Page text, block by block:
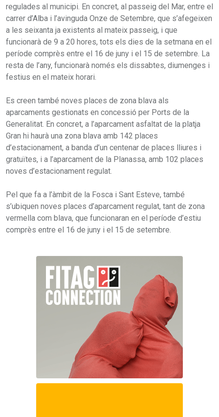
regulades al municipi. En concret, al passeig del Mar, entre el
carrer d’Alba i l’avinguda Onze de Setembre, que s’afegeixen
a les seixanta ja existents al mateix passeig, i que
funcionarà de 9 a 20 hores, tots els dies de la setmana en el
període comprès entre el 16 de juny i el 15 de setembre. La
resta de l’any, funcionarà només els dissabtes, diumenges i
festius en el mateix horari.
Es creen també noves places de zona blava als
aparcaments gestionats en concessió per Ports de la
Generalitat. En concret, a l’aparcament asfaltat de la platja
Gran hi haurà una zona blava amb 142 places
d’estacionament, a banda d’un centenar de places lliures i
gratuïtes, i a l’aparcament de la Planassa, amb 102 places
noves d’estacionament regulat.
Pel que fa a l’àmbit de la Fosca i Sant Esteve, també
s’ubiquen noves places d’aparcament regulat, tant de zona
vermella com blava, que funcionaran en el període d’estiu
comprès entre el 16 de juny i el 15 de setembre.